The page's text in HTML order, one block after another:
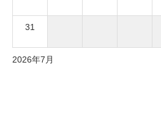
31
2026年7月